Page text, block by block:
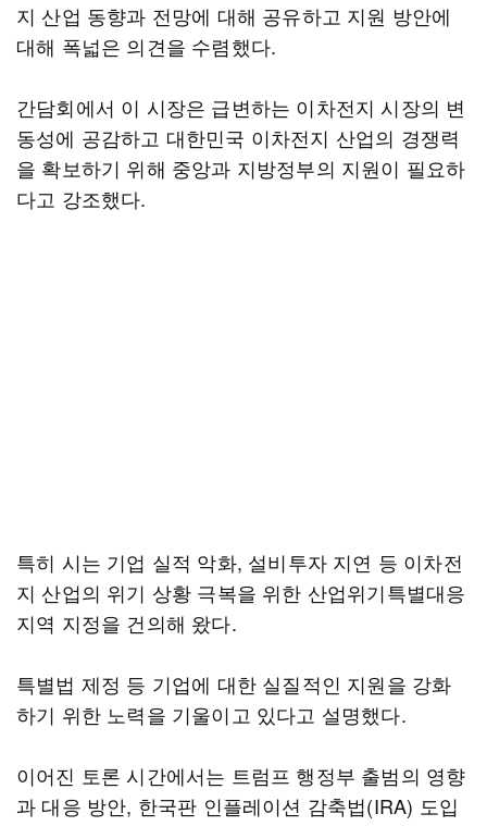
지 산업 동향과 전망에 대해 공유하고 지원 방안에
대해 폭넓은 의견을 수렴했다.
간담회에서 이 시장은 급변하는 이차전지 시장의 변
동성에 공감하고 대한민국 이차전지 산업의 경쟁력
을 확보하기 위해 중앙과 지방정부의 지원이 필요하
다고 강조했다.
특히 시는 기업 실적 악화, 설비투자 지연 등 이차전
지 산업의 위기 상황 극복을 위한 산업위기특별대응
지역 지정을 건의해 왔다.
특별법 제정 등 기업에 대한 실질적인 지원을 강화
하기 위한 노력을 기울이고 있다고 설명했다.
이어진 토론 시간에서는 트럼프 행정부 출범의 영향
과 대응 방안, 한국판 인플레이션 감축법(IRA) 도입